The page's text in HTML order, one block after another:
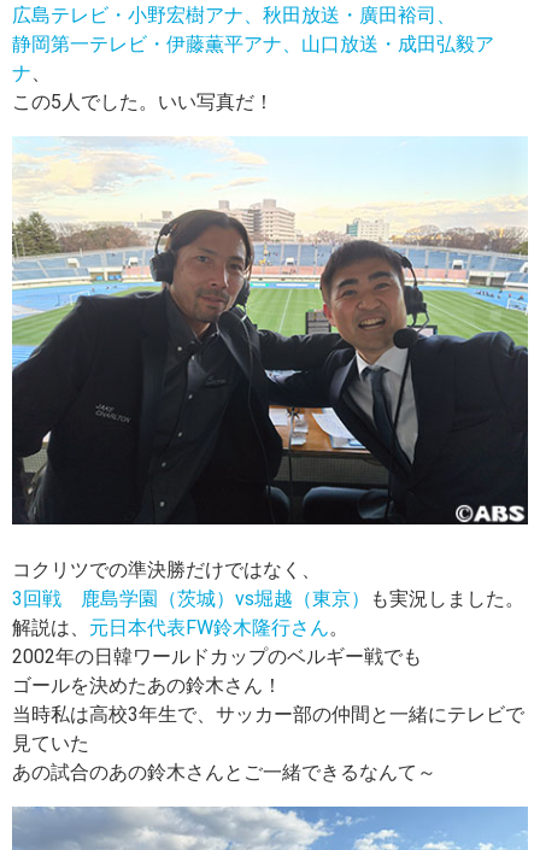
広島テレビ・小野宏樹アナ、秋田放送・廣田裕司、
静岡第一テレビ・伊藤薫平アナ、山口放送・成田弘毅ア
ナ、
この5人でした。いい写真だ！
コクリツでの準決勝だけではなく、
3回戦 鹿島学園（茨城）vs堀越（東京）
も実況しました。
解説は、 元日本代表FW鈴木隆行さん。
2002年の日韓ワールドカップのベルギー戦でも
ゴールを決めたあの鈴木さん！
当時私は高校3年生で、サッカー部の仲間と一緒にテレビで
見ていた
あの試合のあの鈴木さんとご一緒できるなんて～